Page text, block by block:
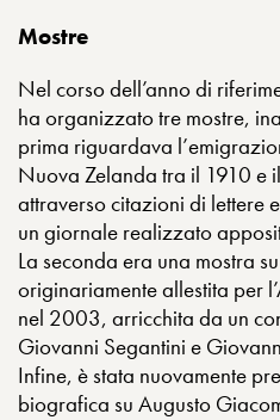
Mostre
Nel corso dell’anno di
ha organizzato tre mostre,
prima riguardava
Nuova Zelanda tra il 1910 e
attraverso citazioni di lettere
un giornale realizzato
La seconda era una mostra
originariamente allestita per
nel 2003, arricchita da un
Giovanni Segantini e
Infine, è stata nuovamente
biografica su Augusto